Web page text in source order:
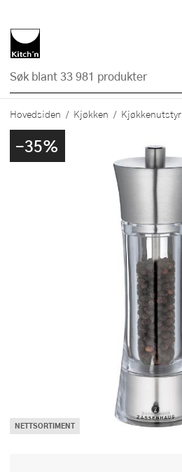
Hovedsiden Kjøkken Kjøkkenutstyr
-35%
NETTSORTIMENT